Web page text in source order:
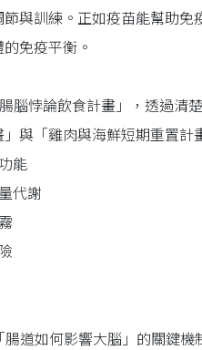
與訓練。正如疫苗能幫助
免疫平衡。
腦悖論飲食計畫」，透過清
與「雞肉與海鮮短期重置計
能
代謝
道如何影響大腦」的關鍵機